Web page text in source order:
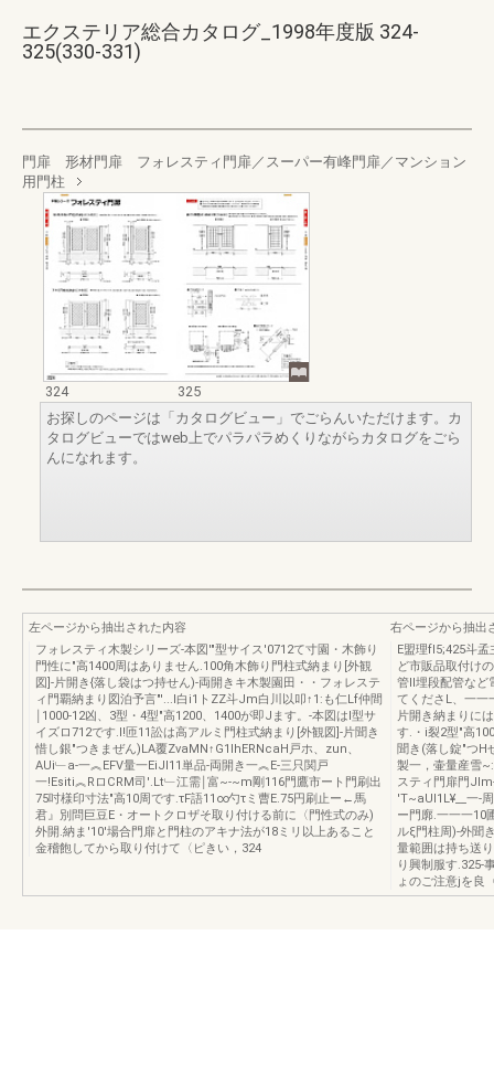
エクステリア総合カタログ_1998年度版 324-
325(330-331)
門扉 形材門扉 フォレスティ門扉／スーパー有峰門扉／マンション
用門柱
324
325
お探しのページは「カタログビュー」でごらんいただけます。カ
タログビューではweb上でパラパラめくりながらカタログをごら
んになれます。
左ページから抽出された内容
フォレスティ木製シリーズ-本図'"型サイス'0712て寸園・木飾り
門性に"高1400周はありません.100角木飾り門柱式納まり[外観
図]-片開き{落し袋はつ持せん)-両開きキ木製園田・・フォレステ
ィ門覇納まり図泊予言"'...I白i1トZZ斗Jm白川以叩↑1:も仁Lf仲間
￨1000-12凶、3型・4型"高1200、1400が即Jます。-本図はl型サ
イズロ712です.I!匝11訟は高アルミ門柱式納まり[外観図]-片聞き
惜し銀"つきまぜん)LA覆ZvaMN↑G1lhERNcaH戸ホ、zun、
AUi﹂a-一︽EFV量一EiJl11単品-両開き一︽E-三只関戸
一!Esiti︽RロCRM司'.Lt﹂江需￨富~-~m剛116門鷹市ート門刷出
75吋様印寸法"高10周です.τF語11∞勺τミ曹E.75円刷止ー←馬
君』別問巨豆E・オートクロザそ取り付ける前に〈門性式のみ)
外開.納ま'10'場合門扉と門柱のアキナ法が18ミリ以上あること
金稽飽してから取り付けて〈ピきい，324
右ページから抽出
E盟理fI5;425斗
ど市販品取付け
管ll埋段配管など
てくださL、一一
片開き納まりに
す.・i裂2型"高
聞き(落し錠"つH
製一，壷量産雪
スティ門扉門
'T~aUI1L¥__一-
ー門廓.一一一10
ルξ門柱周)-外聞
量範囲は持ち送
り興制服す.325-
ょのご注意jを良